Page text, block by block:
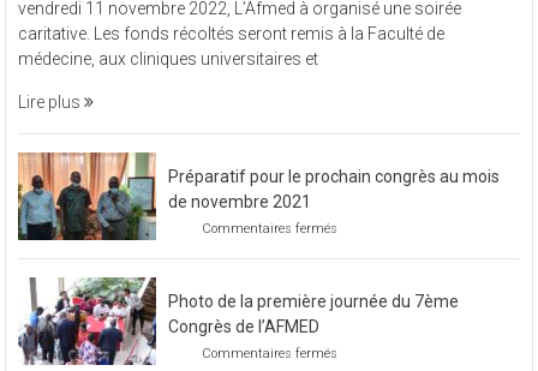
à
organisé
une
vendredi 11 novembre 2022, L’Afmed à organisé une soirée
caritative. Les fonds récoltés seront remis à la Faculté de
médecine, aux cliniques universitaires et
Lire plus
Préparatif pour le prochain congrès au mois
de novembre 2021
Commentaires fermés
prochain
Photo de la première journée du 7ème
Congrès de l’AFMED
Commentaires fermés